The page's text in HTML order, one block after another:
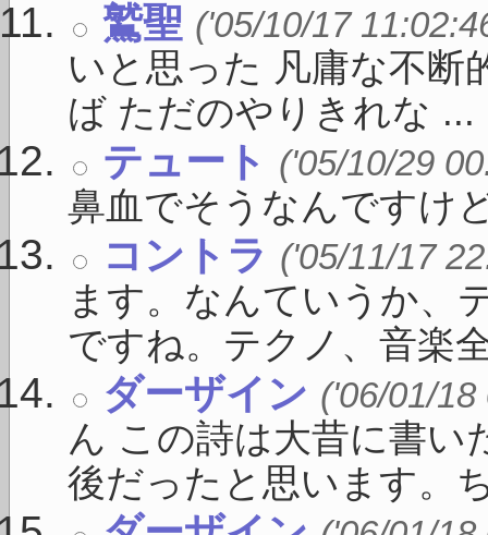
鷲聖 ('05/10/17
いと思った 凡庸な不断
ば ただのやりきれな ...
テュート ('05/10/29
鼻血でそうなんです
コントラ ('05/11/17
ます。なんていうか、
ですね。テクノ、音楽
ダーザイン ('06/01/18
ん この詩は大昔に書い
後だったと思います。